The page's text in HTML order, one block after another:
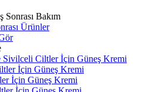
Sonrası Bakım
Ürünler
Sivilceli Ciltler İçin Güneş Kremi
İçin Güneş Kremi
İçin Güneş Kremi